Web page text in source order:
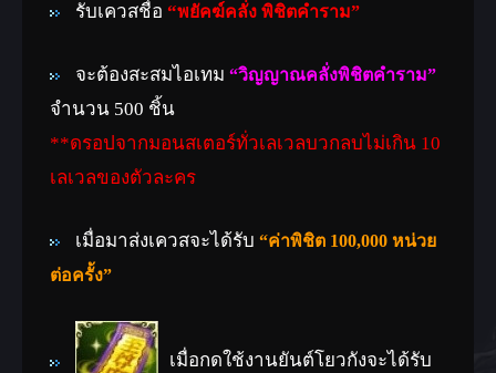
รับเควสชื่อ “พยัคฆ์คลั่ง พิชิตคำราม”
จะต้องสะสมไอเทม “วิญญาณคลั่งพิชิตคำราม”
จำนวน 500 ชิ้น
**ดรอปจากมอนสเตอร์ทั่วเลเวลบวกลบไม่เกิน 10
เลเวลของตัวละคร
เมื่อมาส่งเควสจะได้รับ “ค่าพิชิต 100,000 หน่วย
ต่อครั้ง”
เมื่อกดใช้งานยันต์โยวกังจะได้รับ